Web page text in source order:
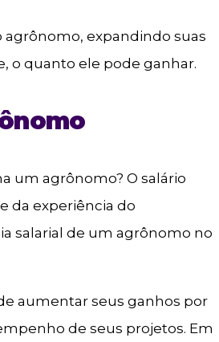
agrônomo, expandindo suas
o quanto ele pode ganhar.
um agrônomo? O salário
da experiência do
salarial de um agrônomo no
aumentar seus ganhos por
de seus projetos. Em